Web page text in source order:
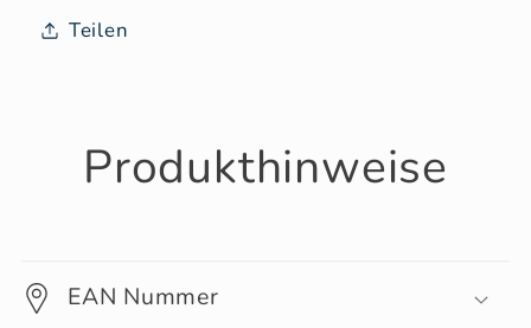
Teilen
Produkthinweise
EAN Nummer